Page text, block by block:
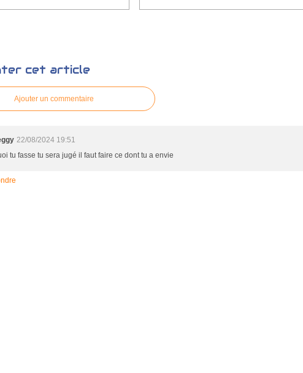
cet article
Ajouter un commentaire
22/08/2024 19:51
tu fasse tu sera jugé il faut faire ce dont tu a envie